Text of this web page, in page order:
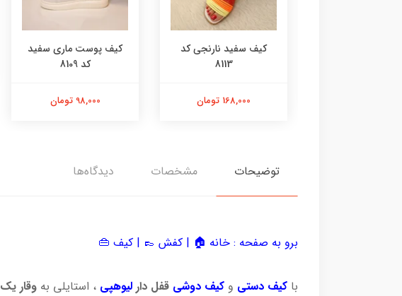
کیف سفید نارنجی کد
8113
168,000 تومان
کیف پوست ماری سفید
کد 8109
98,000 تومان
توضیحات مشخصات دیدگاه‌ها
برو به صفحه : خانه 🏠 | کفش 👞 | کیف 👜
با کیف دستی و کیف دوشی قفل دار لیوهپی ، استایلی به وقار